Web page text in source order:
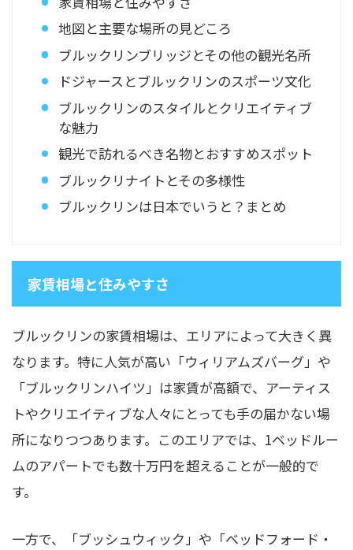
地図と主要な場所の見どころ
ブルックリンブリッジとその他の観光名所
ドジャースとブルックリンのスポーツ文化
ブルックリンのスタイルとクリエイティブ
な魅力
観光で訪れるべき名物とおすすめスポット
ブルックリナイトとその多様性
ブルックリンは日本でいうと？まとめ
家賃相場と住みやすさ
ブルックリンの家賃相場は、エリアによって大きく異
なります。特に人気が高い「ウィリアムズバーグ」や
「ブルックリンハイツ」は家賃が高額で、アーティス
トやクリエイティブな人々にとっても手の届かない場
所になりつつあります。このエリアでは、1ベッドルー
ムのアパートでも数十万円を超えることが一般的で
す。
一方で、「ブッシュウィック」や「ベッドフォード・